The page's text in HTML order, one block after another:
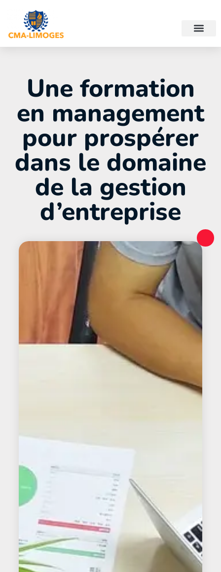
Une formation
en management
pour prospérer
dans le domaine
de la gestion
d’entreprise